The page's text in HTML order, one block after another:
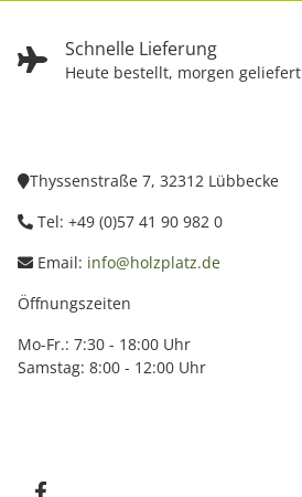
Schnelle Lieferung
Heute bestellt, morgen geliefert
Thyssenstraße 7, 32312 Lübbecke
Tel: +49 (0)57 41 90 982 0
Email: info@holzplatz.de
Öffnungszeiten
Mo-Fr.: 7:30 - 18:00 Uhr
Samstag: 8:00 - 12:00 Uhr